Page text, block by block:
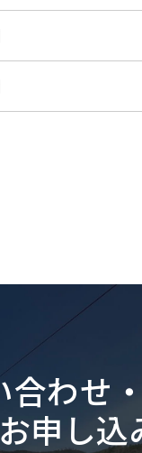
合わせ
お申し込